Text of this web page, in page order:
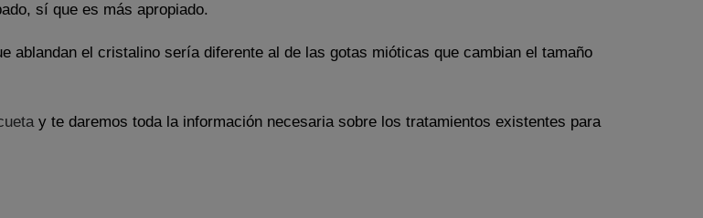
sí que es más apropiado.
ablandan el cristalino sería diferente al de las gotas mióticas que cambian el tamaño
y te daremos toda la información necesaria sobre los tratamientos existentes para